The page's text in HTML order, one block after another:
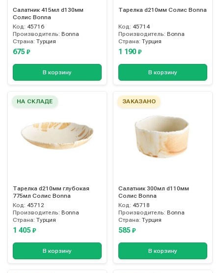
Салатник 415мл d130мм
Солис Bonna
Код: 45716
Производитель: Bonna
Страна: Турция
675 ₽
В корзину
Тарелка d210мм Солис Bonna
Код: 45714
Производитель: Bonna
Страна: Турция
1 190 ₽
В корзину
НА СКЛАДЕ
Тарелка d210мм глубокая
775мл Солис Bonna
Код: 45712
Производитель: Bonna
Страна: Турция
1 405 ₽
В корзину
ЗАКАЗАНО
Салатник 300мл d110мм
Солис Bonna
Код: 45718
Производитель: Bonna
Страна: Турция
585 ₽
В корзину